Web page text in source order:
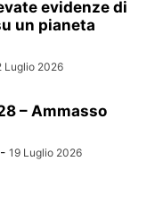
evidenze di
un pianeta
Luglio 2026
– Ammasso
- 19 Luglio 2026